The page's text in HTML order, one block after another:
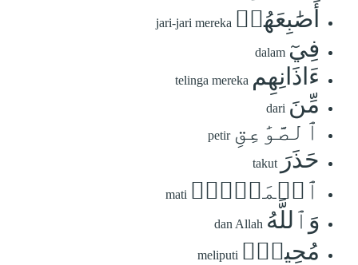
أَصَٰبِعَهُمۡ jari-jari mereka
فِيٓ dalam
ءَاذَانِهِم telinga mereka
مِّنَ dari
ٱلصَّوَٰعِقِ petir
حَذَرَ takut
ٱلۡمَوۡتِۚ mati
وَٱللَّهُ dan Allah
مُحِيطُۢ meliputi